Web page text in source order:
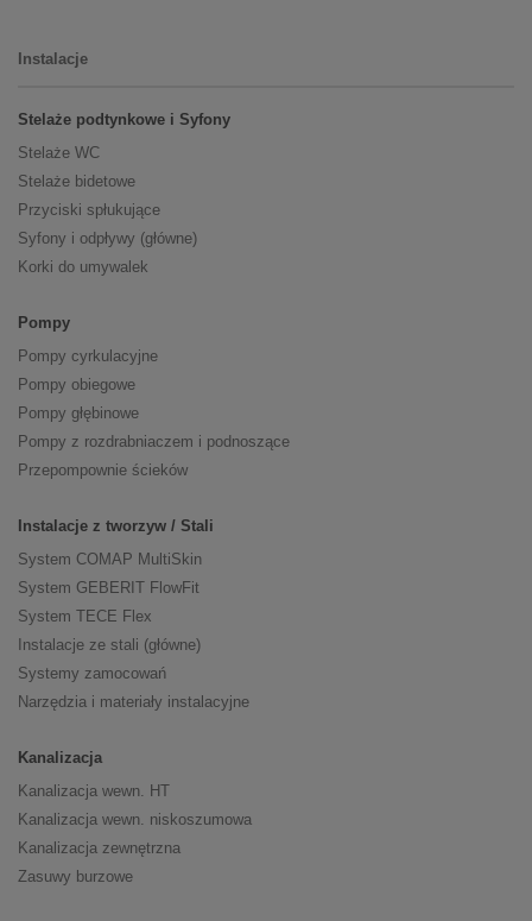
Instalacje
Stelaże podtynkowe i Syfony
Stelaże WC
Stelaże bidetowe
Przyciski spłukujące
Syfony i odpływy (główne)
Korki do umywalek
Pompy
Pompy cyrkulacyjne
Pompy obiegowe
Pompy głębinowe
Pompy z rozdrabniaczem i podnoszące
Przepompownie ścieków
Instalacje z tworzyw / Stali
System COMAP MultiSkin
System GEBERIT FlowFit
System TECE Flex
Instalacje ze stali (główne)
Systemy zamocowań
Narzędzia i materiały instalacyjne
Kanalizacja
Kanalizacja wewn. HT
Kanalizacja wewn. niskoszumowa
Kanalizacja zewnętrzna
Zasuwy burzowe